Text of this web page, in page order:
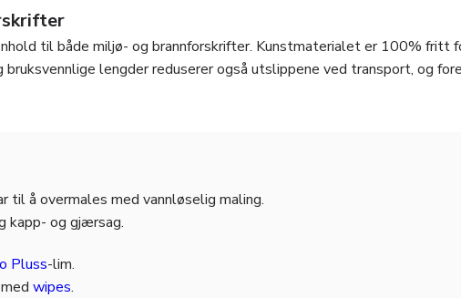
til både miljø- og brannforskrifter. Kunstmaterialet er 100% fritt
lengder reduserer også utslippene ved transport, og
til å overmales med vannløselig maling.
kapp- og gjærsag.
Pluss-lim.
wipes.